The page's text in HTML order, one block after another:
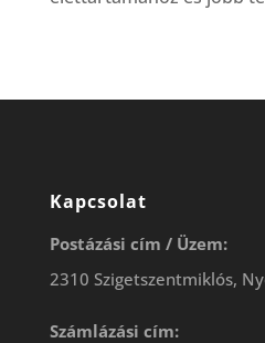
Kapcsolat
Postázási cím / Üzem:
2310 Szigetszentmiklós,
Számlázási cím: